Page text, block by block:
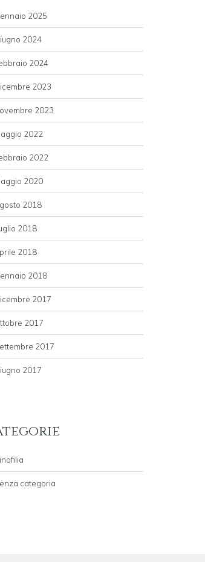
2025
2024
2024
2023
2023
2022
2022
2020
2018
2018
2018
2018
2017
2017
2017
2017
categoria